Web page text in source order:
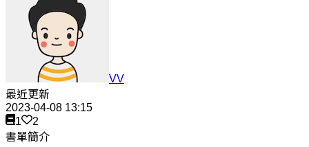
VV
最近更新
2023-04-08 13:15
1
2
書單簡介